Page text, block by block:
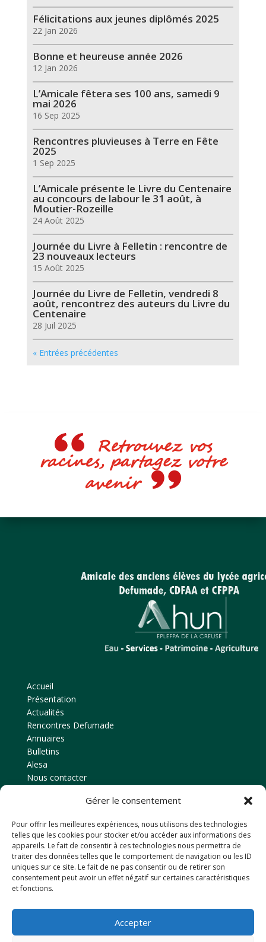
Gérer le consentement
Pour offrir les meilleures expériences, nous utilisons des technologies
telles que les cookies pour stocker et/ou accéder aux informations des
appareils. Le fait de consentir à ces technologies nous permettra de
traiter des données telles que le comportement de navigation ou les ID
uniques sur ce site. Le fait de ne pas consentir ou de retirer son
consentement peut avoir un effet négatif sur certaines caractéristiques
et fonctions.
Accepter
Félicitations aux jeunes diplômés 2025
22 Jan 2026
Bonne et heureuse année 2026
12 Jan 2026
L’Amicale fêtera ses 100 ans, samedi 9
mai 2026
16 Sep 2025
Rencontres pluvieuses à Terre en Fête
2025
1 Sep 2025
L’Amicale présente le Livre du Centenaire
au concours de labour le 31 août, à
Moutier-Rozeille
24 Août 2025
Journée du Livre à Felletin : rencontre de
23 nouveaux lecteurs
15 Août 2025
Journée du Livre de Felletin, vendredi 8
août, rencontrez des auteurs du Livre du
Centenaire
28 Juil 2025
« Entrées précédentes
Retrouvez vos
racines, partagez votre
avenir
Accueil
Présentation
Actualités
Rencontres Defumade
Annuaires
Bulletins
Alesa
Nous contacter
Amicale des anciens élèves
EPLEFPA d’Ahun
Le Chaussadis
23150 AHUN
Tél: 05 55 81 48 80
Email : anciensdahun@hotmail.fr
Retrouvez-nous sur Facebook